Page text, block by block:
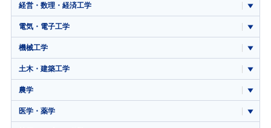
経営・数理・経済工学
電気・電子工学
機械工学
土木・建築工学
農学
医学・薬学